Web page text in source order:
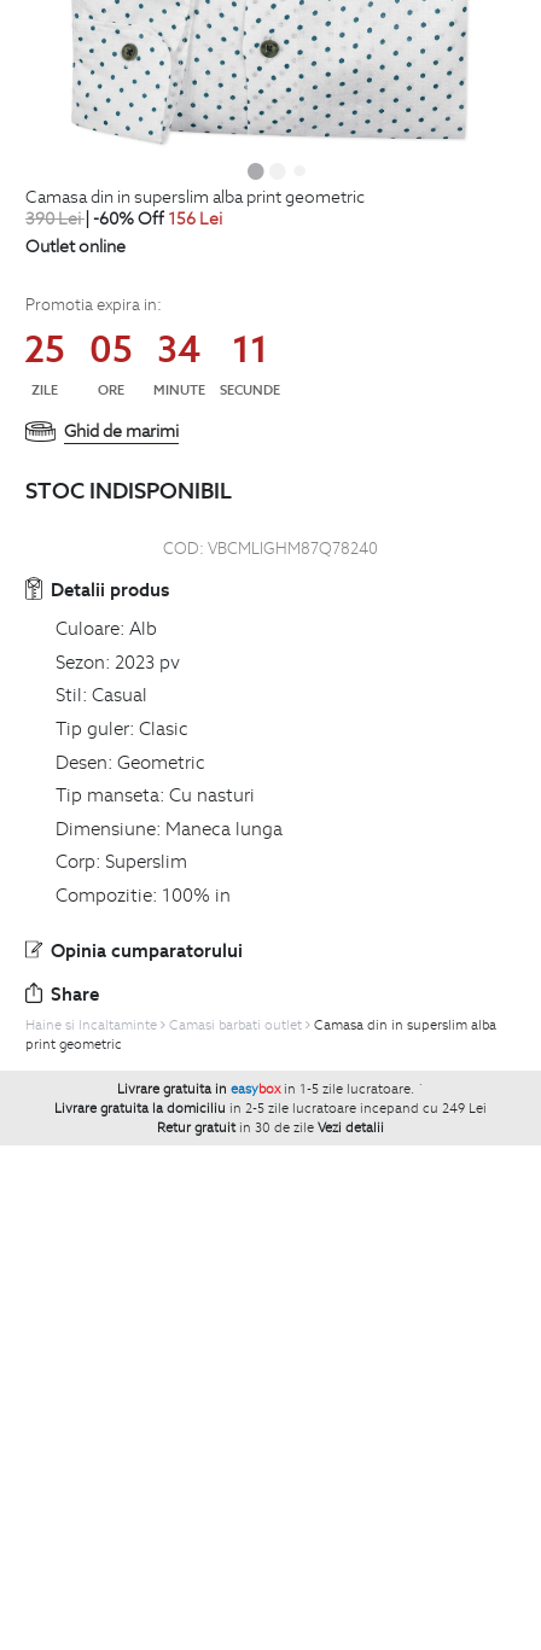
camasa din in superslim alba print geometric
390Lei| -60% Off 156 Lei
Outlet online
Promotia expira in:
25
ZILE
05
ORE
34
MINUTE
10
SECUNDE
Ghid de marimi
STOC INDISPONIBIL
COD: VBCMLIGHM87Q78240
Detalii produs
Culoare: Alb
Sezon: 2023 pv
Stil: Casual
Tip guler: Clasic
Desen: Geometric
Tip manseta: Cu nasturi
Dimensiune: Maneca lunga
Corp: Superslim
Compozitie: 100% in
Opinia cumparatorului
Share
Haine si Incaltaminte Camasi barbati outlet
Camasa din in superslim alba
print geometric
Livrare gratuita in easybox in 1-5 zile lucratoare. `
Livrare gratuita la domiciliu in 2-5 zile lucratoare incepand cu 249 Lei
Retur gratuit in 30 de zile Vezi detalii